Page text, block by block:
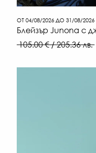
ОТ 04/08/2026 ДО 31/08/2026
Блейзър Junona с
105.00 € / 205.36 лв.